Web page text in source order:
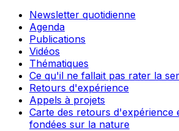
Newsletter quotidienne
Agenda
Publications
Vidéos
Thématiques
Ce qu'il ne fallait pas rater la
Retours d'expérience
Appels à projets
Carte des retours d'expérience
fondées sur la nature